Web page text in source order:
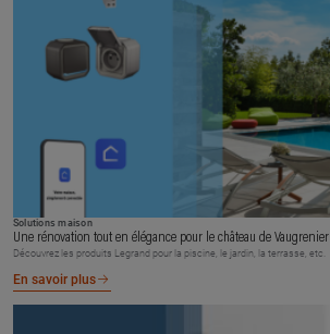
Solutions maison
Une rénovation tout en élégance pour le château de Vaugrenier
Découvrez les produits Legrand pour la piscine, le jardin, la terrasse, etc.
En savoir plus